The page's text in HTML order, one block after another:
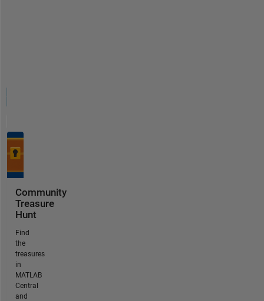
Community
Treasure
Hunt
Find
the
treasures
in
MATLAB
Central
and